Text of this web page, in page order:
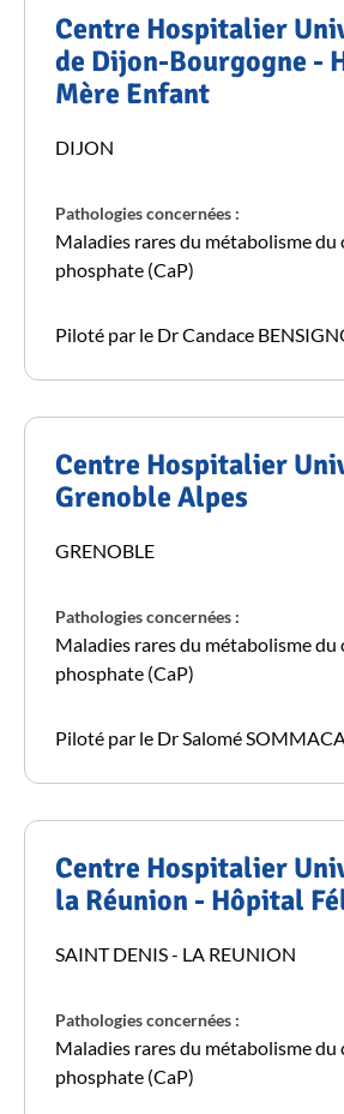
Centre Hospitalier
de Dijon-Bourgogne -
Mère Enfant
DIJON
Pathologies concernées :
Maladies rares du métabolisme du
phosphate (CaP)
Piloté par le Dr Candace
Centre Hospitalier
Grenoble Alpes
GRENOBLE
Pathologies concernées :
Maladies rares du métabolisme du
phosphate (CaP)
Piloté par le Dr Salomé
Centre Hospitalier
la Réunion - Hôpital
SAINT DENIS - LA REUNION
Pathologies concernées :
Maladies rares du métabolisme du
phosphate (CaP)